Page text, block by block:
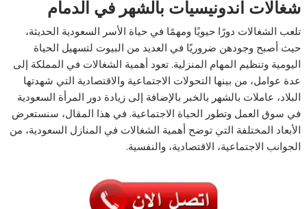
شغالات اندونيسيات بالشهر في الدمام
تلعب الشغالات دورًا حيويًا ومهمًا في حياة الأسر السعودية الحديثة،
حيث أصبح وجودهن ضروريًا في العديد من البيوت لتسهيل الحياة
اليومية وتنظيم المهام المنزلية. تعود أهمية الشغالات في المملكة إلى
عدة عوامل، من بينها التحولات الاجتماعية والاقتصادية التي شهدتها
البلاد، عاملات بالشهر بالخبر بالإضافة إلى زيادة دور المرأة السعودية
في سوق العمل وتطور الحياة الاجتماعية. في هذا المقال، سنستعرض
الأبعاد المختلفة التي توضح أهمية الشغالات في المنازل السعودية، من
الجوانب الاجتماعية، الاقتصادية، والنفسية.